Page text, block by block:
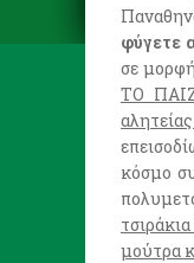
φύγετε
σε
ΤΟ
κόσμο
μούτρα